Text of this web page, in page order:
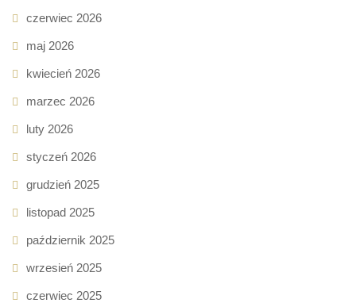
czerwiec 2026
maj 2026
kwiecień 2026
marzec 2026
luty 2026
styczeń 2026
grudzień 2025
listopad 2025
październik 2025
wrzesień 2025
czerwiec 2025